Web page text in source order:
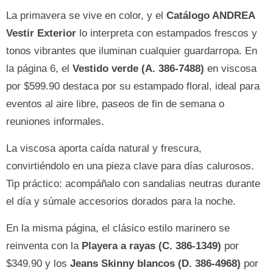
La primavera se vive en color, y el Catálogo ANDREA
Vestir Exterior lo interpreta con estampados frescos y
tonos vibrantes que iluminan cualquier guardarropa. En
la página 6, el Vestido verde (A. 386-7488) en viscosa
por $599.90 destaca por su estampado floral, ideal para
eventos al aire libre, paseos de fin de semana o
reuniones informales.
La viscosa aporta caída natural y frescura,
convirtiéndolo en una pieza clave para días calurosos.
Tip práctico: acompáñalo con sandalias neutras durante
el día y súmale accesorios dorados para la noche.
En la misma página, el clásico estilo marinero se
reinventa con la Playera a rayas (C. 386-1349) por
$349.90 y los Jeans Skinny blancos (D. 386-4968) por